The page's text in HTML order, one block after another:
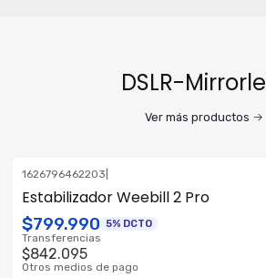
DSLR-
Ver más productos
1626796462203
Estabilizador Weebill 2 Pro
$799.990 5% DCTO
Transferencias
$842.095
Otros medios de pago